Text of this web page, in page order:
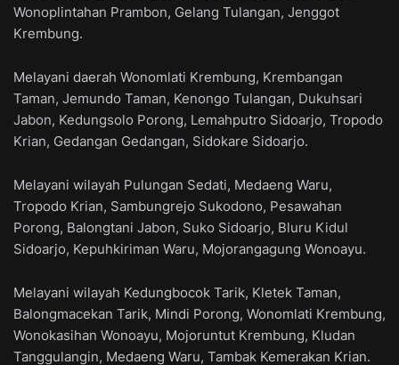
Wonoplintahan Prambon, Gelang Tulangan, Jenggot
Krembung.
Melayani daerah Wonomlati Krembung, Krembangan
Taman, Jemundo Taman, Kenongo Tulangan, Dukuhsari
Jabon, Kedungsolo Porong, Lemahputro Sidoarjo, Tropodo
Krian, Gedangan Gedangan, Sidokare Sidoarjo.
Melayani wilayah Pulungan Sedati, Medaeng Waru,
Tropodo Krian, Sambungrejo Sukodono, Pesawahan
Porong, Balongtani Jabon, Suko Sidoarjo, Bluru Kidul
Sidoarjo, Kepuhkiriman Waru, Mojorangagung Wonoayu.
Melayani wilayah Kedungbocok Tarik, Kletek Taman,
Balongmacekan Tarik, Mindi Porong, Wonomlati Krembung,
Wonokasihan Wonoayu, Mojoruntut Krembung, Kludan
Tanggulangin, Medaeng Waru, Tambak Kemerakan Krian.